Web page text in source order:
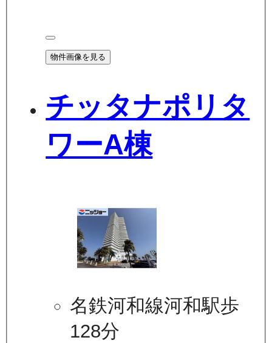
物件画像を見る
チッタナポリタ
ワーA棟
名鉄河和線河和駅歩
128分